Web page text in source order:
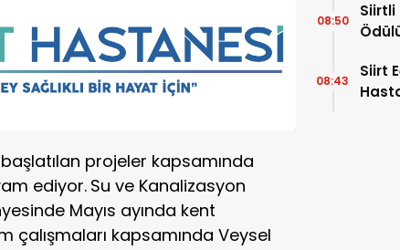
projeler kapsamında
ediyor. Su ve Kanalizasyon
Mayıs ayında kent
çalışmaları kapsamında Veysel
Siirtli
08:50
Siirt
08:43